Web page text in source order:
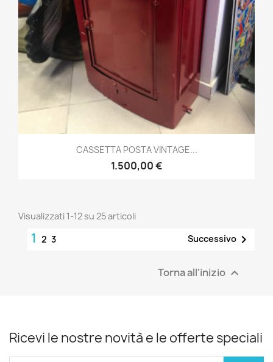
CASSETTA POSTA VINTAGE...
1.500,00 €
Visualizzati 1-12 su 25 articoli
1 2 3 Successivo 
Torna all'inizio 
Ricevi le nostre novità e le offerte speciali